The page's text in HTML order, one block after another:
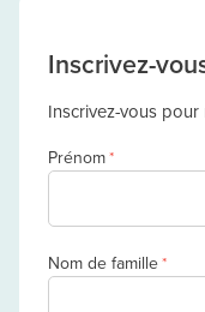
Inscrivez-
Inscrivez-vous
Prénom*
Nom de famille*